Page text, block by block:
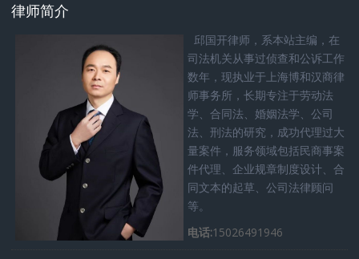
律师简介
邱国开律师，系本站主编，在
司法机关从事过侦查和公诉工作
数年，现执业于上海博和汉商律
师事务所，长期专注于劳动法
学、合同法、婚姻法学、公司
法、刑法的研究，成功代理过大
量案件，服务领域包括民商事案
件代理、企业规章制度设计、合
同文本的起草、公司法律顾问
等。
电话:15026491946